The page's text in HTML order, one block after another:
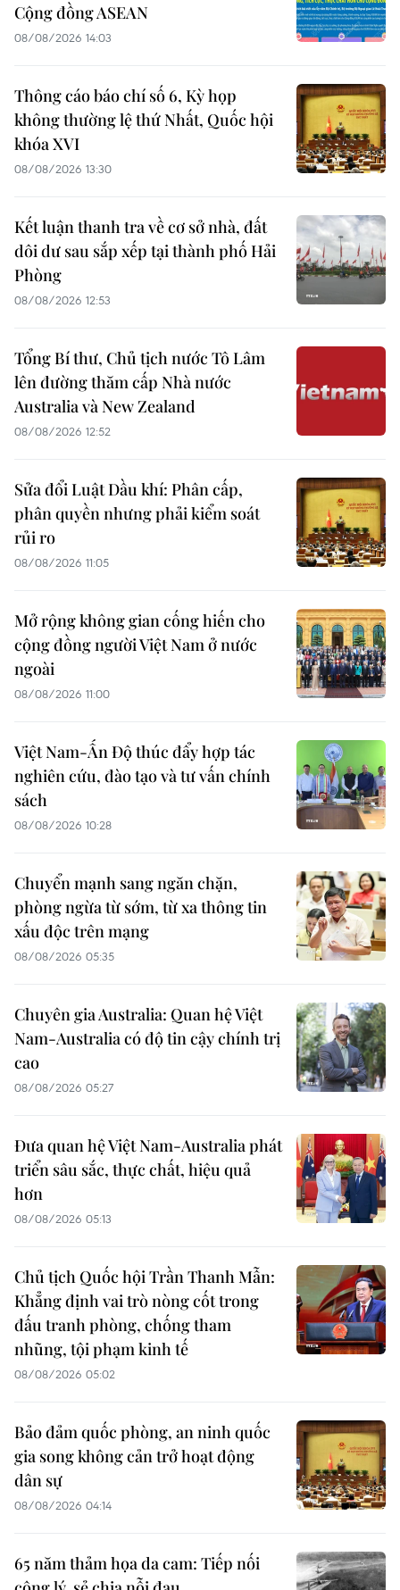
Cộng đồng ASEAN
08/08/2026 14:03
Thông cáo báo chí số 6, Kỳ họp
không thường lệ thứ Nhất, Quốc hội
khóa XVI
08/08/2026 13:30
Kết luận thanh tra về cơ sở nhà, đất
dôi dư sau sắp xếp tại thành phố Hải
Phòng
08/08/2026 12:53
Tổng Bí thư, Chủ tịch nước Tô Lâm
lên đường thăm cấp Nhà nước
Australia và New Zealand
08/08/2026 12:52
Sửa đổi Luật Dầu khí: Phân cấp,
phân quyền nhưng phải kiểm soát
rủi ro
08/08/2026 11:05
Mở rộng không gian cống hiến cho
cộng đồng người Việt Nam ở nước
ngoài
08/08/2026 11:00
Việt Nam-Ấn Độ thúc đẩy hợp tác
nghiên cứu, đào tạo và tư vấn chính
sách
08/08/2026 10:28
Chuyển mạnh sang ngăn chặn,
phòng ngừa từ sớm, từ xa thông tin
xấu độc trên mạng
08/08/2026 05:35
Chuyên gia Australia: Quan hệ Việt
Nam-Australia có độ tin cậy chính trị
cao
08/08/2026 05:27
Đưa quan hệ Việt Nam-Australia phát
triển sâu sắc, thực chất, hiệu quả
hơn
08/08/2026 05:13
Chủ tịch Quốc hội Trần Thanh Mẫn:
Khẳng định vai trò nòng cốt trong
đấu tranh phòng, chống tham
nhũng, tội phạm kinh tế
08/08/2026 05:02
Bảo đảm quốc phòng, an ninh quốc
gia song không cản trở hoạt động
dân sự
08/08/2026 04:14
65 năm thảm họa da cam: Tiếp nối